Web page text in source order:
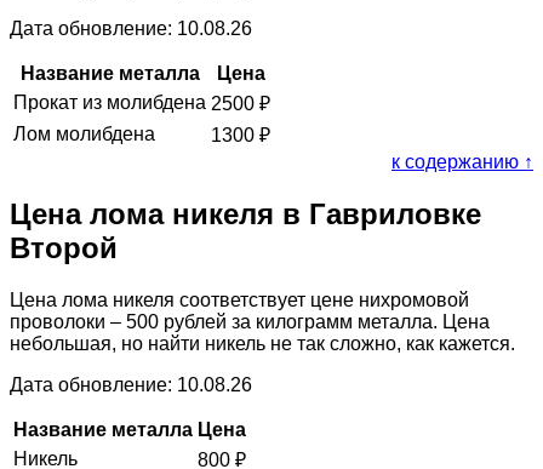
Дата обновление: 10.08.26
Название металла
Цена
Прокат из молибдена 2500 ₽
Лом молибдена
1300 ₽
к содержанию ↑
Цена лома никеля в Гавриловке
Второй
Цена лома никеля соответствует цене нихромовой
проволоки – 500 рублей за килограмм металла. Цена
небольшая, но найти никель не так сложно, как кажется.
Дата обновление: 10.08.26
Название металла Цена
Никель
800 ₽